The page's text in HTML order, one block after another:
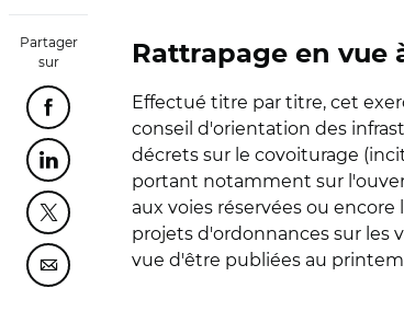
Partager
sur
Partager cette page sur Facebook
Partager cette page sur Linkedin
Partager cette page sur Twitter
Partager cette page sur Courriel
Rattrapage en vue
Effectué titre par titre, cet
conseil d'orientation des
décrets sur le covoiturage
portant notamment sur
aux voies réservées ou
projets d'ordonnances sur les
vue d'être publiées au